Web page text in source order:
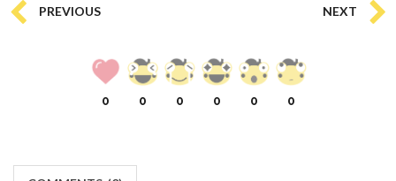
PREVIOUS NEXT
0 0 0 0 0 0